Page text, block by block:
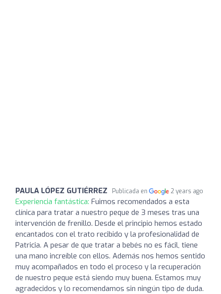
PAULA LÓPEZ GUTIÉRREZ Publicada en 2 years ago
Experiencia fantástica: Fuimos recomendados a esta
clínica para tratar a nuestro peque de 3 meses tras una
intervención de frenillo. Desde el principio hemos estado
encantados con el trato recibido y la profesionalidad de
Patricia. A pesar de que tratar a bebés no es fácil, tiene
una mano increíble con ellos. Además nos hemos sentido
muy acompañados en todo el proceso y la recuperación
de nuestro peque está siendo muy buena. Estamos muy
agradecidos y lo recomendamos sin ningún tipo de duda.